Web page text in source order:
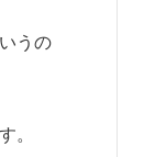
うの
。